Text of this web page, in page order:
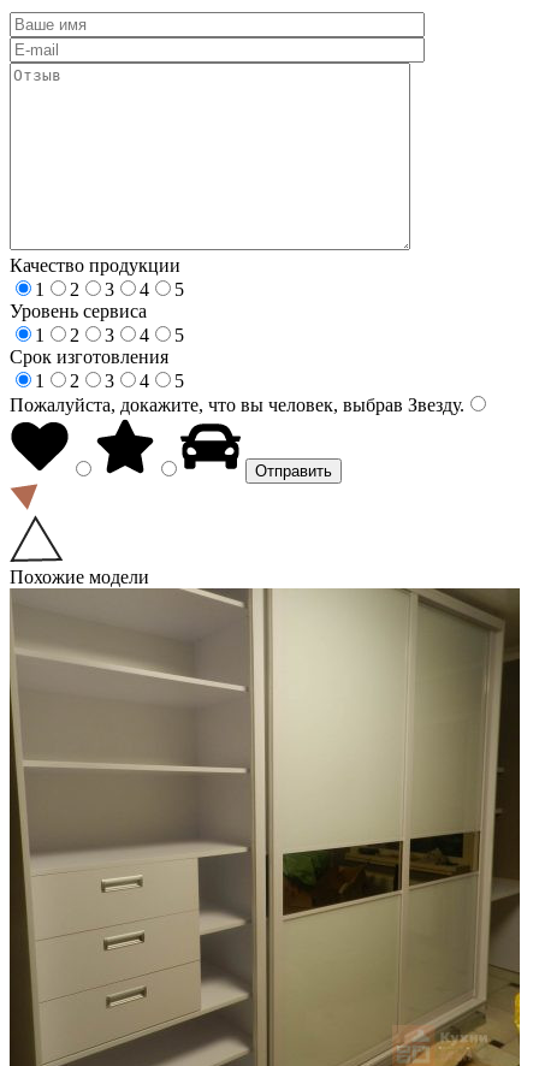
Качество продукции
1
2 3 4
5
Уровень сервиса
1
2 3 4
5
Срок изготовления
1
2 3 4
5
Пожалуйста, докажите, что вы человек, выбрав Звезду.
Похожие модели